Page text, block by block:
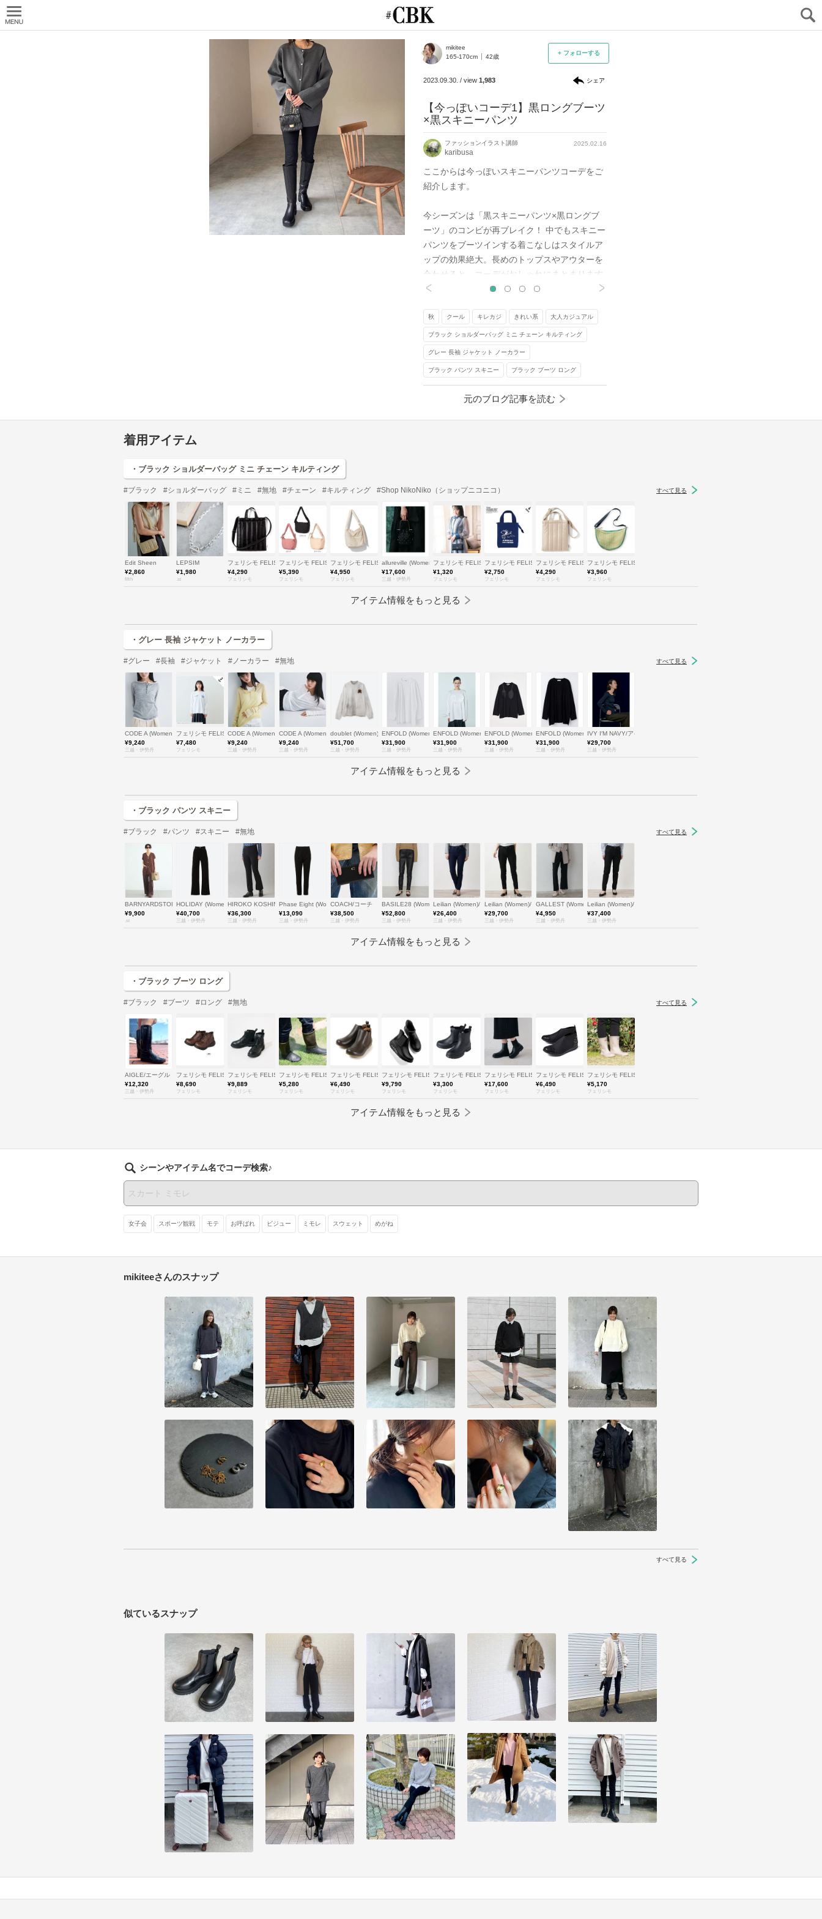
+ フォローする
mikitee
165-170cm
42歳
2023.09.30. / view 1,983 シェア
【今っぽいコーデ1】黒ロングブーツ
×黒スキニーパンツ
ファッションイラスト講師
karibusa
2025.02.16
ここからは今っぽいスキニーパンツコーデをご
紹介します。
今シーズンは「黒スキニーパンツ×黒ロングブ
ーツ」のコンビが再ブレイク！ 中でもスキニー
パンツをブーツインする着こなしはスタイルア
ップの効果絶大。長めのトップスやアウターを
合わせると、コーデがおしゃれにまとまります
よ。
元記事へ
< >
秋 クール キレカジ きれい系 大人カジュアル
ブラック ショルダーバッグ ミニ チェーン キルティング
グレー 長袖 ジャケット ノーカラー
ブラック パンツ スキニー ブラック ブーツ ロング
元のブログ記事を読む
着用アイテム
・ブラック ショルダーバッグ ミニ チェーン キルティング
#ブラック #ショルダーバッグ #ミニ #無地 #チェーン #キルティング #Shop NikoNiko（ショップニコニコ） すべて見る
Edit Sheen
¥2,860
fifth
LEPSIM
¥1,980
.st
フェリシモ FELISSIMO
¥4,290
フェリシモ
フェリシモ FELISSIMO
¥5,390
フェリシモ
フェリシモ FELISSIMO
¥4,950
フェリシモ
allureville (Women)/アルアバイル
¥17,600
三越・伊勢丹
フェリシモ FELISSIMO
¥1,320
フェリシモ
フェリシモ FELISSIMO
¥2,750
フェリシモ
フェリシモ FELISSIMO
¥4,290
フェリシモ
フェリシモ FELISSIMO
¥3,960
フェリシモ
アイテム情報をもっと見る
・グレー 長袖 ジャケット ノーカラー
#グレー #長袖 #ジャケット #ノーカラー #無地 すべて見る
CODE A (Women)/コードエー
¥9,240
三越・伊勢丹
フェリシモ FELISSIMO
¥7,480
フェリシモ
CODE A (Women)/コードエー
¥9,240
三越・伊勢丹
CODE A (Women)/コードエー
¥9,240
三越・伊勢丹
doublet (Women)/ダブレット
¥51,700
三越・伊勢丹
ENFOLD (Women)/エンフォルド
¥31,900
三越・伊勢丹
ENFOLD (Women)/エンフォルド
¥31,900
三越・伊勢丹
ENFOLD (Women)/エンフォルド
¥31,900
三越・伊勢丹
ENFOLD (Women)/エンフォルド
¥31,900
三越・伊勢丹
IVY I′M NAVY/アイビーアイムネイビー
¥29,700
三越・伊勢丹
アイテム情報をもっと見る
・ブラック パンツ スキニー
#ブラック #パンツ #スキニー #無地 すべて見る
BARNYARDSTORM
¥9,900
.st
HOLIDAY (Women)/ホリデイ
¥40,700
三越・伊勢丹
HIROKO KOSHINO (Women)/ヒロココシノ
¥36,300
三越・伊勢丹
Phase Eight (Women)/フェイズエイト
¥13,090
三越・伊勢丹
COACH/コーチ
¥38,500
三越・伊勢丹
BASILE28 (Women)/バジーレヴェントット
¥52,800
三越・伊勢丹
Leilian (Women)/レリアン
¥26,400
三越・伊勢丹
Leilian (Women)/レリアン
¥29,700
三越・伊勢丹
GALLEST (Women)/ギャレスト
¥4,950
三越・伊勢丹
Leilian (Women)/レリアン
¥37,400
三越・伊勢丹
アイテム情報をもっと見る
・ブラック ブーツ ロング
#ブラック #ブーツ #ロング #無地 すべて見る
AIGLE/エーグル
¥12,320
三越・伊勢丹
フェリシモ FELISSIMO
¥8,690
フェリシモ
フェリシモ FELISSIMO
¥9,889
フェリシモ
フェリシモ FELISSIMO
¥5,280
フェリシモ
フェリシモ FELISSIMO
¥6,490
フェリシモ
フェリシモ FELISSIMO
¥9,790
フェリシモ
フェリシモ FELISSIMO
¥3,300
フェリシモ
フェリシモ FELISSIMO
¥17,600
フェリシモ
フェリシモ FELISSIMO
¥6,490
フェリシモ
フェリシモ FELISSIMO
¥5,170
フェリシモ
アイテム情報をもっと見る
シーンやアイテム名でコーデ検索♪
女子会 スポーツ観戦 モテ お呼ばれ ビジュー ミモレ スウェット めがね
mikiteeさんのスナップ
すべて見る
似ているスナップ